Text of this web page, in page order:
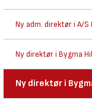
Ny adm. direktør i A/S
Ny direktør i Bygma
Ny direktør i